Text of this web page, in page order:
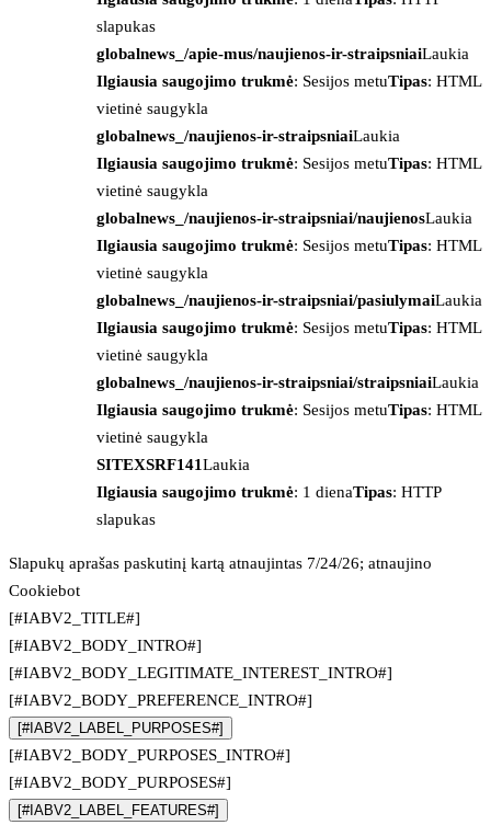
slapukas
globalnews_/apie-mus/naujienos-ir-straipsniaiLaukia
Ilgiausia saugojimo trukmė: Sesijos metuTipas: HTML
vietinė saugykla
globalnews_/naujienos-ir-straipsniaiLaukia
Ilgiausia saugojimo trukmė: Sesijos metuTipas: HTML
vietinė saugykla
globalnews_/naujienos-ir-straipsniai/naujienosLaukia
Ilgiausia saugojimo trukmė: Sesijos metuTipas: HTML
vietinė saugykla
globalnews_/naujienos-ir-straipsniai/pasiulymaiLaukia
Ilgiausia saugojimo trukmė: Sesijos metuTipas: HTML
vietinė saugykla
globalnews_/naujienos-ir-straipsniai/straipsniaiLaukia
Ilgiausia saugojimo trukmė: Sesijos metuTipas: HTML
vietinė saugykla
SITEXSRF141Laukia
Ilgiausia saugojimo trukmė: 1 dienaTipas: HTTP
slapukas
Slapukų aprašas paskutinį kartą atnaujintas 7/24/26; atnaujino
Cookiebot
[#IABV2_TITLE#]
[#IABV2_BODY_INTRO#]
[#IABV2_BODY_LEGITIMATE_INTEREST_INTRO#]
[#IABV2_BODY_PREFERENCE_INTRO#]
[#IABV2_LABEL_PURPOSES#]
[#IABV2_BODY_PURPOSES_INTRO#]
[#IABV2_BODY_PURPOSES#]
[#IABV2_LABEL_FEATURES#]